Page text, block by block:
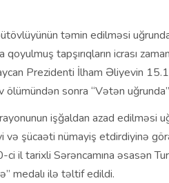
təmin edilməsi
qoyulmuş tapşırıqların icrası
Prezidenti İlham Əliyevin
ölümündən sonra “Vətən
işğaldan azad edilməsi
və şücaəti nümayiş etdirdiyinə
il tarixli Sərəncamına əsasən
medalı ilə təltif edildi.